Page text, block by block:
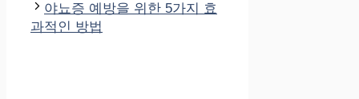
야뇨증 예방을 위한 5가지 효
과적인 방법